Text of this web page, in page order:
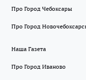
Про Город Чебоксары
Про Город
Наша Газета
Про Город Иваново